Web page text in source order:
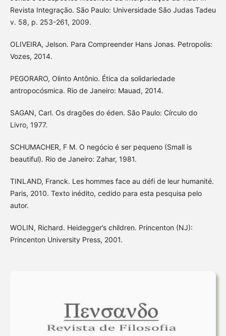
Revista Integração. São Paulo: Universidade São Judas Tadeu
v. 58, p. 253-261, 2009.
OLIVEIRA, Jelson. Para Compreender Hans Jonas. Petropolis:
Vozes, 2014.
PEGORARO, Olinto Antônio. Ética da solidariedade
antropocósmica. Rio de Janeiro: Mauad, 2014.
SAGAN, Carl. Os dragões do éden. São Paulo: Círculo do
Livro, 1977.
SCHUMACHER, F M. O negócio é ser pequeno (Small is
beautiful). Rio de Janeiro: Zahar, 1981.
TINLAND, Franck. Les hommes face au défi de leur humanité.
Paris, 2010. Texto inédito, cedido para esta pesquisa pelo
autor.
WOLIN, Richard. Heidegger’s children. Princenton (NJ):
Princenton University Press, 2001.